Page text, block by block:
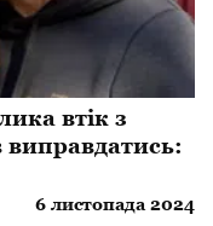
втік з
виправдатись:
6 листопада 2024